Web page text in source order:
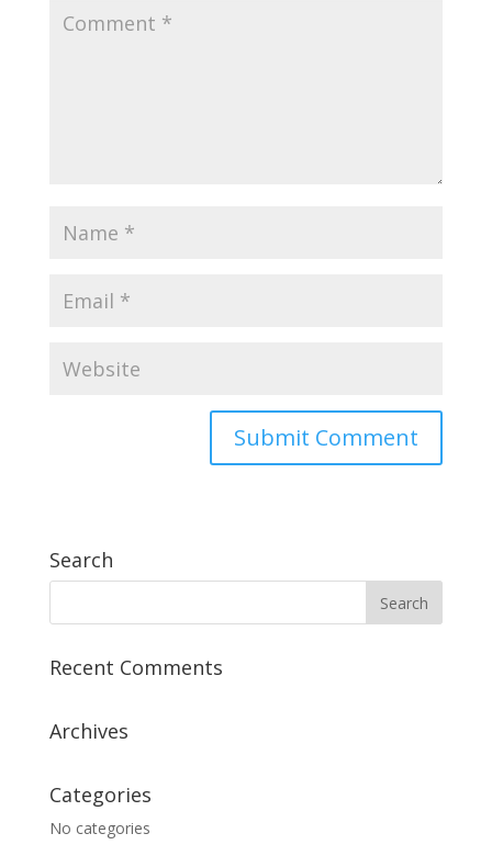
Search
Recent Comments
Archives
Categories
No categories